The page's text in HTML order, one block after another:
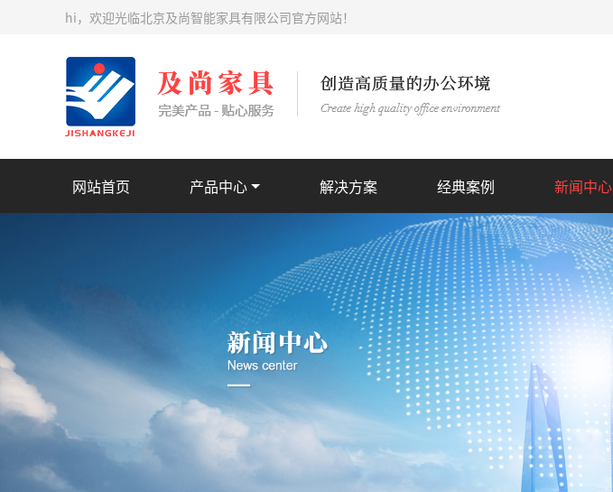
hi，欢迎光临北京及尚智能家具有限公司官方网站！
网站首页 产品中心 解决方案 经典案例 新闻中心